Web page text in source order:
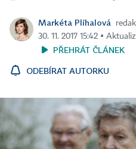
Markéta Plíhalová
30. 11. 2017 15:42 ▪
PŘEHRÁT ČLÁNEK
ODEBÍRAT AUTORKU